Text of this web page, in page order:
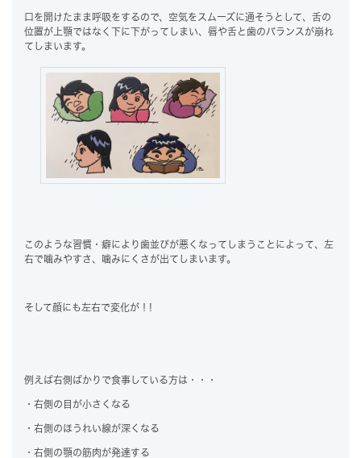
口を開けたまま呼吸をするので、空気をスムーズに通そうとして、舌の
位置が上顎ではなく下に下がってしまい、唇や舌と歯のバランスが崩れ
てしまいます。
このような習慣・癖により歯並びが悪くなってしまうことによって、左
右で噛みやすさ、噛みにくさが出てしまいます。
そして顔にも左右で変化が！!
例えば右側ばかりで食事している方は・・・
・右側の目が小さくなる
・右側のほうれい線が深くなる
・右側の顎の筋肉が発達する